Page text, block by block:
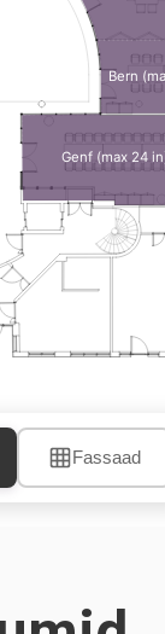
Fassaad
Genf (max 24
Bern